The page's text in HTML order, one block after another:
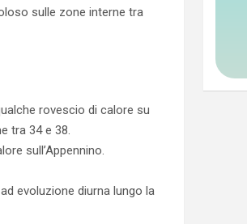
sulle zone interne tra
rovescio di calore su
tra 34 e 38.
sull’Appennino.
evoluzione diurna lungo la